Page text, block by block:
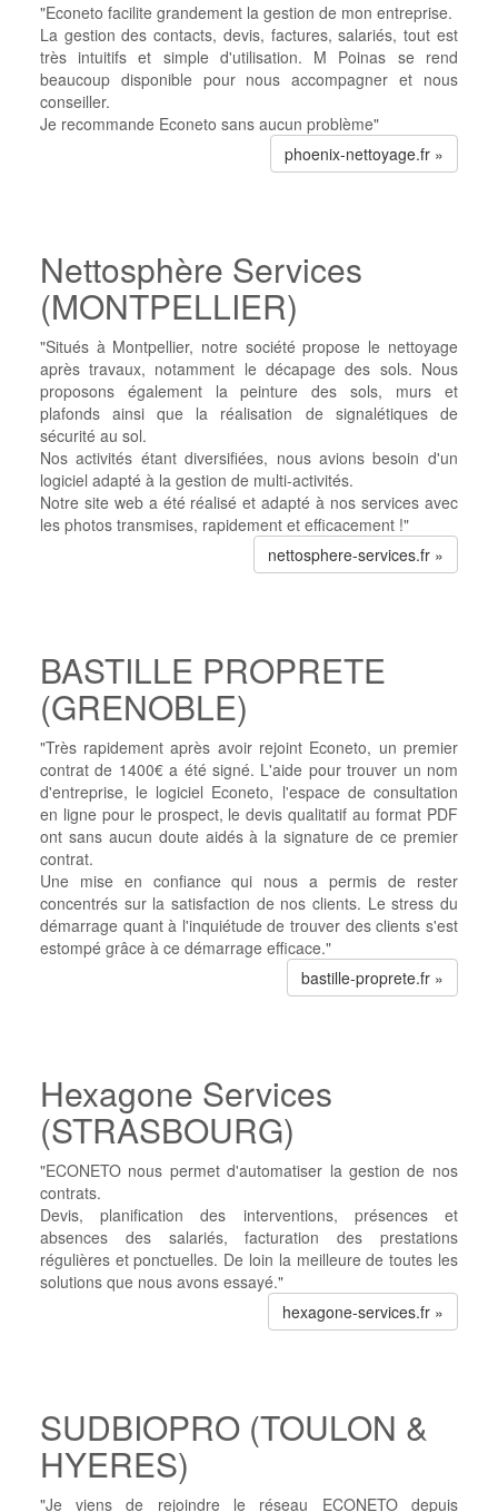
"Econeto facilite grandement la gestion de mon entreprise.
La gestion des contacts, devis, factures, salariés, tout est
très intuitifs et simple d'utilisation. M Poinas se rend
beaucoup disponible pour nous accompagner et nous
conseiller.
Je recommande Econeto sans aucun problème"
phoenix-nettoyage.fr »
Nettosphère Services
(MONTPELLIER)
"Situés à Montpellier, notre société propose le nettoyage
après travaux, notamment le décapage des sols. Nous
proposons également la peinture des sols, murs et
plafonds ainsi que la réalisation de signalétiques de
sécurité au sol.
Nos activités étant diversifiées, nous avions besoin d'un
logiciel adapté à la gestion de multi-activités.
Notre site web a été réalisé et adapté à nos services avec
les photos transmises, rapidement et efficacement !"
nettosphere-services.fr »
BASTILLE PROPRETE
(GRENOBLE)
"Très rapidement après avoir rejoint Econeto, un premier
contrat de 1400€ a été signé. L'aide pour trouver un nom
d'entreprise, le logiciel Econeto, l'espace de consultation
en ligne pour le prospect, le devis qualitatif au format PDF
ont sans aucun doute aidés à la signature de ce premier
contrat.
Une mise en confiance qui nous a permis de rester
concentrés sur la satisfaction de nos clients. Le stress du
démarrage quant à l'inquiétude de trouver des clients s'est
estompé grâce à ce démarrage efficace."
bastille-proprete.fr »
Hexagone Services
(STRASBOURG)
"ECONETO nous permet d'automatiser la gestion de nos
contrats.
Devis, planification des interventions, présences et
absences des salariés, facturation des prestations
régulières et ponctuelles. De loin la meilleure de toutes les
solutions que nous avons essayé."
hexagone-services.fr »
SUDBIOPRO (TOULON &
HYERES)
"Je viens de rejoindre le réseau ECONETO depuis